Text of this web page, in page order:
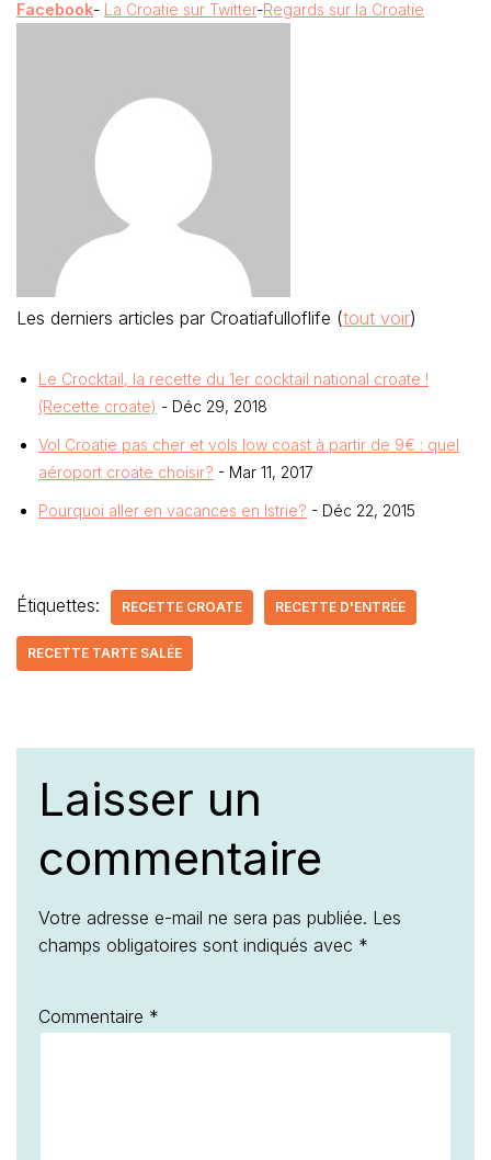
Facebook- La Croatie sur Twitter-Regards sur la Croatie
Les derniers articles par Croatiafulloflife (tout voir)
Le Crocktail, la recette du 1er cocktail national croate !
(Recette croate) - Déc 29, 2018
Vol Croatie pas cher et vols low coast à partir de 9€ : quel
aéroport croate choisir? - Mar 11, 2017
Pourquoi aller en vacances en Istrie? - Déc 22, 2015
Étiquettes: RECETTE CROATE RECETTE D'ENTRÉE
RECETTE TARTE SALÉE
Laisser un
commentaire
Votre adresse e-mail ne sera pas publiée. Les
champs obligatoires sont indiqués avec *
Commentaire *